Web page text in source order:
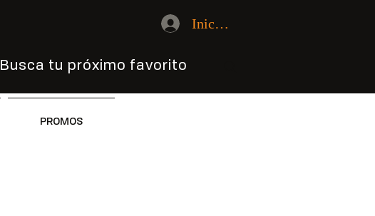
Iniciar sesión
Busca tu próximo favorito
PROMOS